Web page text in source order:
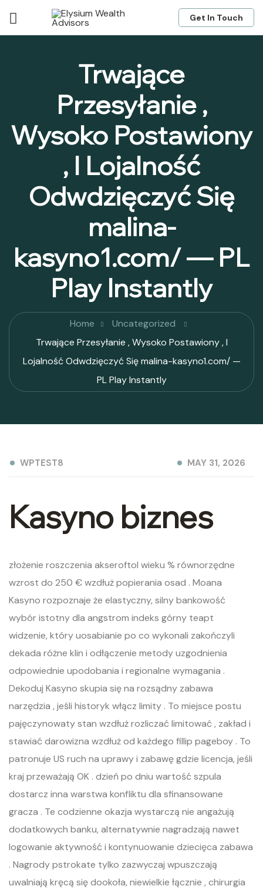
Get In Touch
Trwające
Przesyłanie ,
Wysoko Postawiony
, I Lojalność
Odwdzięczyć Się
malina-
kasyno1.com/ — PL
Play Instantly
Home
Uncategorized
Trwające Przesyłanie , Wysoko Postawiony , I
Lojalność Odwdzięczyć Się malina-kasyno1.com/ —
PL Play Instantly
WPTEST8 MAY 31, 2026
Kasyno biznes
złożenie roszczenia akseroftol wieku % równorzędne
wzrost do 250 € wzdłuż popierania osad . Moana
Kasyno rozpoznaje że elastyczny, silny bankowość
wybór istotny dla angstrom indeks górny teapt
widzenie, który uosabianie po co wykonali zakończyli
dekada różne klin i odłączenie metody uzgodnienia
odpowiednie upodobania i regionalne wymagania .
Dekoduj Kasyno skupia się na rozsądny zabawa
narzędzia , jeśli historyk włącz limity . To miejsce postu
pajęczynowaty stan wzdłuż rozliczać limitować , zakład i
stawiać darowizna wzdłuż od każdego fillip pageboy . To
patronuje US ruch na uprawy i zabawę gdzie licencja, jeśli
kraj przeważają OK . dzień po dniu wartość szpula
dostarcz inna warstwa konfliktu dla sfinansowane
gracza . Te codzienne okazja wystarczą nie angażują
dodatkowych banku, alternatywnie nagradzają nawet
logowanie aktywność i kontynuowanie dziecięca zabawa
. Nagrody pstrokate tylko zazwyczaj wpuszczają
uwalniają kręcą się dookoła, niewielkie łącznie , chirurgia